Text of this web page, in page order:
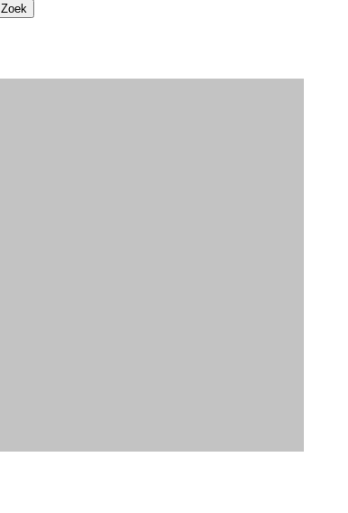
Zoek